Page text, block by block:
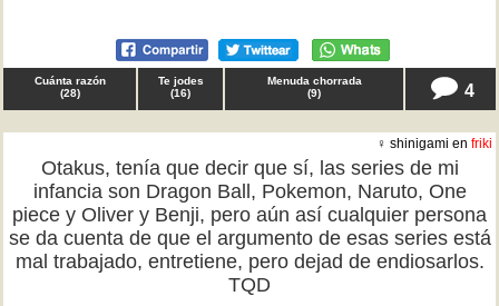
Cuánta razón
(28)
Te jodes
(16)
Menuda chorrada
(9) 4
♀ shinigami en friki
Otakus, tenía que decir que sí, las series de mi
infancia son Dragon Ball, Pokemon, Naruto, One
piece y Oliver y Benji, pero aún así cualquier persona
se da cuenta de que el argumento de esas series está
mal trabajado, entretiene, pero dejad de endiosarlos.
TQD